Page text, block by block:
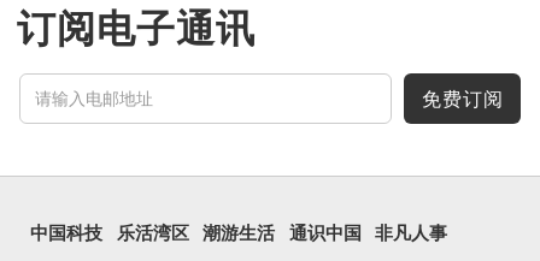
订阅电子通讯
免费订阅
中国科技 乐活湾区 潮游生活 通识中国 非凡人事